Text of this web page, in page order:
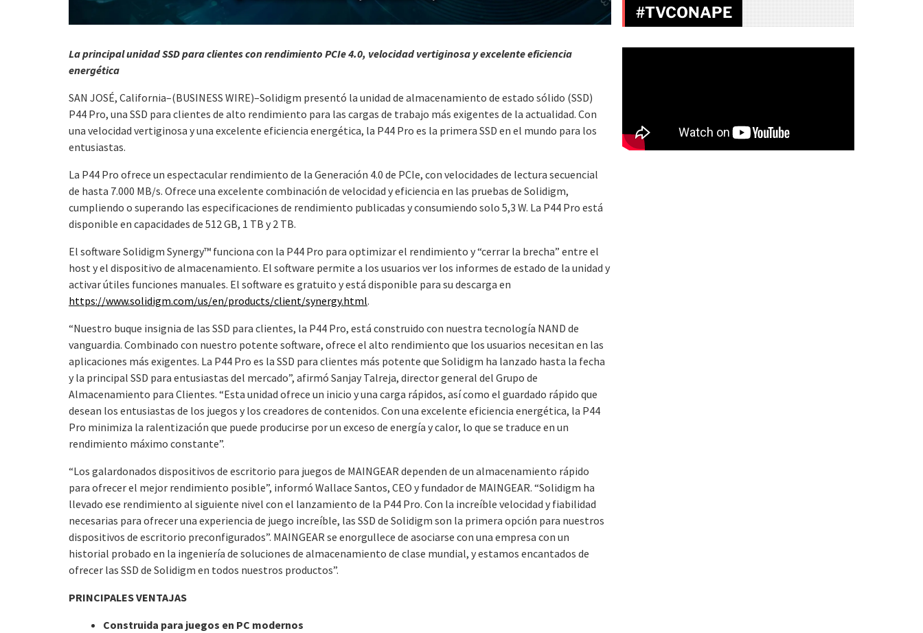
La principal unidad SSD para clientes con rendimiento PCIe 4.0, velocidad vertiginosa y excelente eficiencia
energética
SAN JOSÉ, California–(BUSINESS WIRE)–Solidigm presentó la unidad de almacenamiento de estado sólido (SSD)
P44 Pro, una SSD para clientes de alto rendimiento para las cargas de trabajo más exigentes de la actualidad. Con
una velocidad vertiginosa y una excelente eficiencia energética, la P44 Pro es la primera SSD en el mundo para los
entusiastas.
La P44 Pro ofrece un espectacular rendimiento de la Generación 4.0 de PCIe, con velocidades de lectura secuencial
de hasta 7.000 MB/s. Ofrece una excelente combinación de velocidad y eficiencia en las pruebas de Solidigm,
cumpliendo o superando las especificaciones de rendimiento publicadas y consumiendo solo 5,3 W. La P44 Pro está
disponible en capacidades de 512 GB, 1 TB y 2 TB.
El software Solidigm Synergy™ funciona con la P44 Pro para optimizar el rendimiento y “cerrar la brecha” entre el
host y el dispositivo de almacenamiento. El software permite a los usuarios ver los informes de estado de la unidad y
activar útiles funciones manuales. El software es gratuito y está disponible para su descarga en
https://www.solidigm.com/us/en/products/client/synergy.html.
“Nuestro buque insignia de las SSD para clientes, la P44 Pro, está construido con nuestra tecnología NAND de
vanguardia. Combinado con nuestro potente software, ofrece el alto rendimiento que los usuarios necesitan en las
aplicaciones más exigentes. La P44 Pro es la SSD para clientes más potente que Solidigm ha lanzado hasta la fecha
y la principal SSD para entusiastas del mercado”, afirmó Sanjay Talreja, director general del Grupo de
Almacenamiento para Clientes. “Esta unidad ofrece un inicio y una carga rápidos, así como el guardado rápido que
desean los entusiastas de los juegos y los creadores de contenidos. Con una excelente eficiencia energética, la P44
Pro minimiza la ralentización que puede producirse por un exceso de energía y calor, lo que se traduce en un
rendimiento máximo constante”.
“Los galardonados dispositivos de escritorio para juegos de MAINGEAR dependen de un almacenamiento rápido
para ofrecer el mejor rendimiento posible”, informó Wallace Santos, CEO y fundador de MAINGEAR. “Solidigm ha
llevado ese rendimiento al siguiente nivel con el lanzamiento de la P44 Pro. Con la increíble velocidad y fiabilidad
necesarias para ofrecer una experiencia de juego increíble, las SSD de Solidigm son la primera opción para nuestros
dispositivos de escritorio preconfigurados”. MAINGEAR se enorgullece de asociarse con una empresa con un
historial probado en la ingeniería de soluciones de almacenamiento de clase mundial, y estamos encantados de
ofrecer las SSD de Solidigm en todos nuestros productos”.
PRINCIPALES VENTAJAS
Construida para juegos en PC modernos
#TVCONAPE